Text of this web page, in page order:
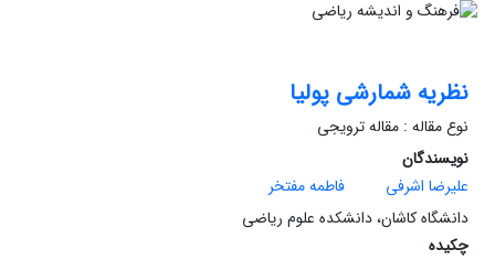
نظریه شمارشی پولیا
نوع مقاله : مقاله ترویجی
نویسندگان
علیرضا اشرفی
فاطمه مفتخر
دانشگاه کاشان، دانشکده علوم ریاضی
چکیده